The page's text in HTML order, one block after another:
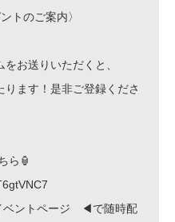
トのご案内〉
お送りいただくと、
ます！是非ご登録くださ
ら 🏮
ントページ ◀で随時配